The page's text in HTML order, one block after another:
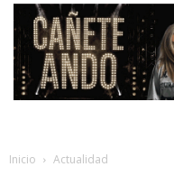
Inicio Actualidad